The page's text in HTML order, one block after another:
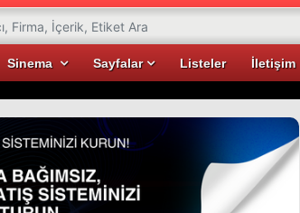
Sinema Sayfalar Listeler İletişim